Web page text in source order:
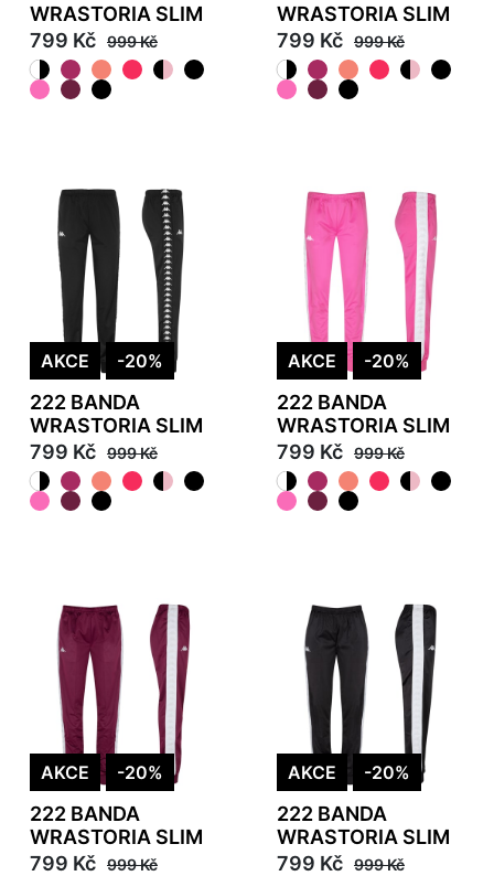
WRASTORIA SLIM
799 Kč 999 Kč
WRASTORIA SLIM
799 Kč 999 Kč
AKCE -20%
222 BANDA
WRASTORIA SLIM
799 Kč 999 Kč
AKCE -20%
222 BANDA
WRASTORIA SLIM
799 Kč 999 Kč
AKCE -20%
222 BANDA
WRASTORIA SLIM
799 Kč 999 Kč
AKCE -20%
222 BANDA
WRASTORIA SLIM
799 Kč 999 Kč